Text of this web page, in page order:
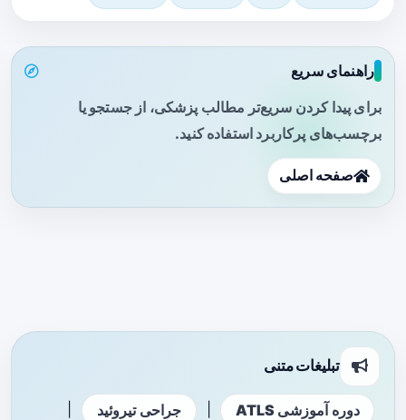
راهنمای سریع
برای پیدا کردن سریع‌تر مطالب پزشکی، از جستجو یا
برچسب‌های پرکاربرد استفاده کنید.
صفحه اصلی
تبلیغات متنی
دوره آموزشی ATLS جراحی تیروئید